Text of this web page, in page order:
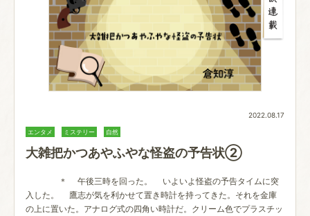
2022.08.17
エンタメ ミステリー 自然
大雑把かつあやふやな怪盗の予告状②
＊ 午後三時を回った。 いよいよ怪盗の予告タイムに突
入した。 鷹志が気を利かせて置き時計を持ってきた。それを金庫
の上に置いた。アナログ式の四角い時計だ。クリーム色でプラスチッ